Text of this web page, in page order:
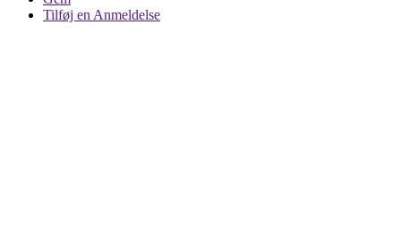
Tilføj en Anmeldelse